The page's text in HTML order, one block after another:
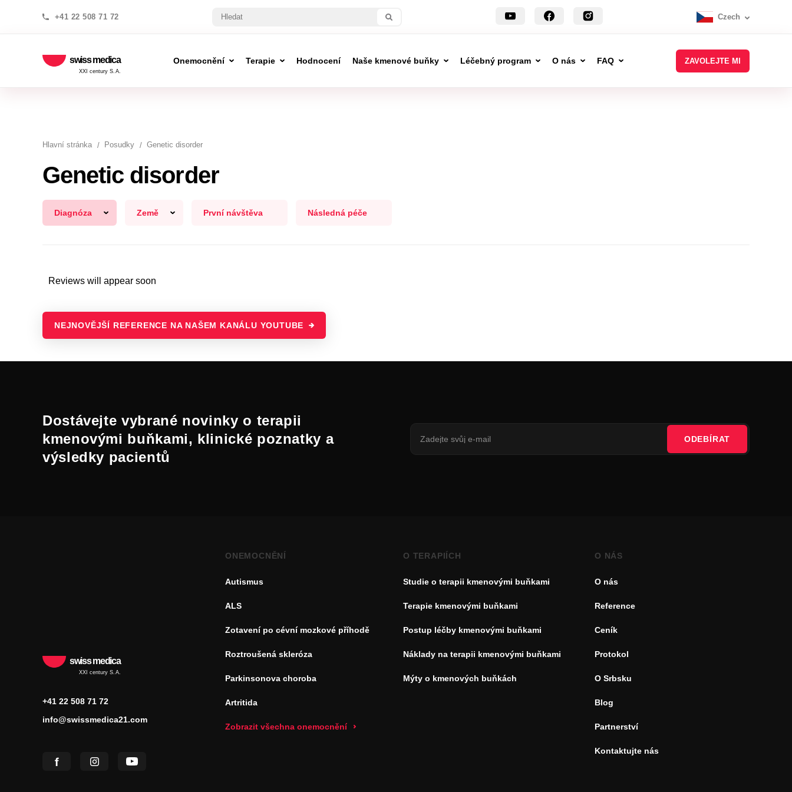
+41 22 508 71 72 Czech
swiss medica
XXI century S.A.
Onemocnění Terapie Hodnocení Naše kmenové buňky Léčebný program O nás FAQ ZAVOLEJTE MI
Hlavní stránka Posudky Genetic disorder
Genetic disorder
Diagnóza Země První návštěva Následná péče
Reviews will appear soon
NEJNOVĚJŠÍ REFERENCE NA NAŠEM KANÁLU YOUTUBE
Dostávejte vybrané novinky o terapii
kmenovými buňkami, klinické poznatky a
výsledky pacientů
ODEBÍRAT
swiss medica
XXI century S.A.
+41 22 508 71 72
info@swissmedica21.com
ONEMOCNĚNÍ
Autismus
ALS
Zotavení po cévní mozkové příhodě
Roztroušená skleróza
Parkinsonova choroba
Artritida
Zobrazit všechna onemocnění
O TERAPIÍCH
Studie o terapii kmenovými buňkami
Terapie kmenovými buňkami
Postup léčby kmenovými buňkami
Náklady na terapii kmenovými buňkami
Mýty o kmenových buňkách
O NÁS
O nás
Reference
Ceník
Protokol
O Srbsku
Blog
Partnerství
Kontaktujte nás